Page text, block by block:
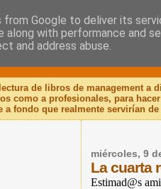
Libro
de libros de management
como a profesionales, para
fondo que realmente servirían de
miércoles, 9
La cuarta
Estimad@s
Google to deliver its
along with performance and
and address abuse.